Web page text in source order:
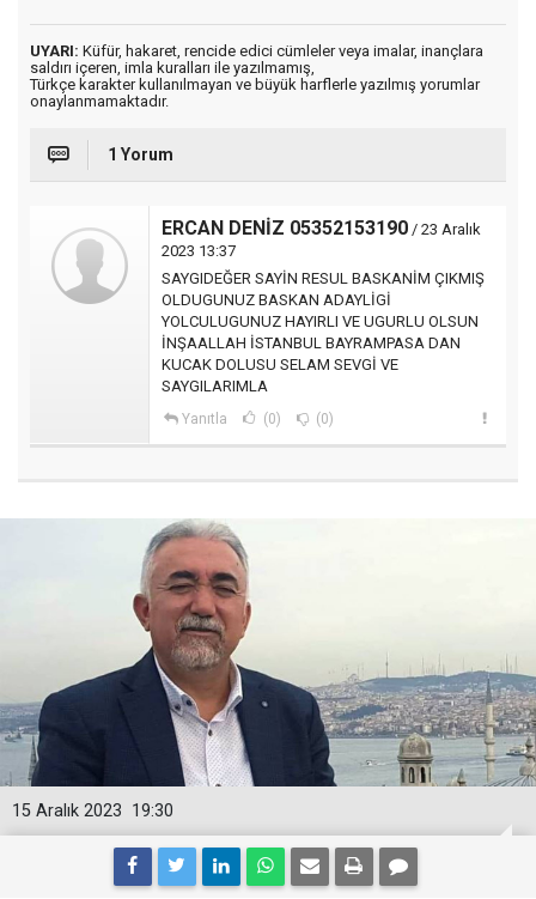
UYARI: Küfür, hakaret, rencide edici cümleler veya imalar, inançlara
saldırı içeren, imla kuralları ile yazılmamış,
Türkçe karakter kullanılmayan ve büyük harflerle yazılmış yorumlar
onaylanmamaktadır.
1 Yorum
ERCAN DENİZ 05352153190 / 23 Aralık
2023 13:37
SAYGIDEĞER SAYİN RESUL BASKANİM ÇIKMIŞ
OLDUGUNUZ BASKAN ADAYLİGİ
YOLCULUGUNUZ HAYIRLI VE UGURLU OLSUN
İNŞAALLAH İSTANBUL BAYRAMPASA DAN
KUCAK DOLUSU SELAM SEVGİ VE
SAYGILARIMLA
Yanıtla (0) (0)
19:30
15 Aralık 2023